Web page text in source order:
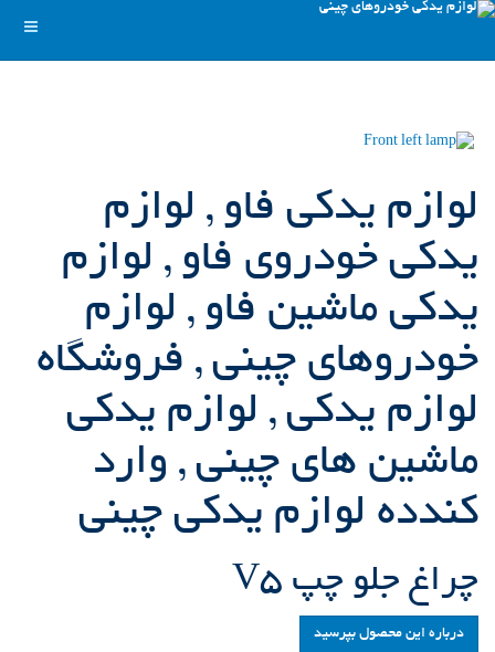
لوازم یدکی فاو , لوازم
یدکی خودروی فاو , لوازم
یدکی ماشین فاو , لوازم
خودروهای چینی , فروشگاه
لوازم یدکی , لوازم یدکی
ماشین های چینی , وارد
کندده لوازم یدکی چینی
چراغ جلو چپ V5
درباره این محصول بپرسید